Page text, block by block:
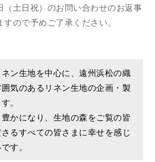
（土日祝）のお問い合わせのお返事
ので予めご了承ください。
ン生地を中心に、遠州浜松の織
気のあるリネン生地の企画・製
。
かになり、生地の森をご覧の皆
るすべての皆さまに幸せを感じ
す。